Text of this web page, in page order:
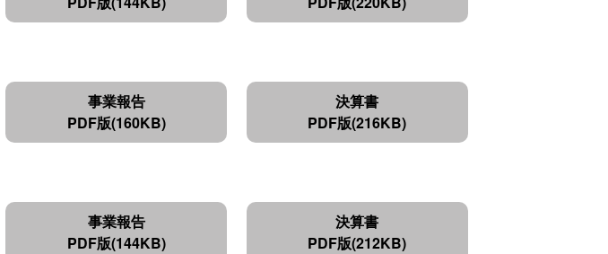
事業報告
PDF版(160KB)
決算書
PDF版(216KB)
事業報告
PDF版(144KB)
決算書
PDF版(212KB)